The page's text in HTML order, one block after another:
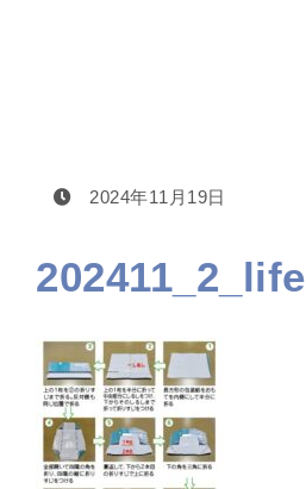
2024年11月19日
202411_2_life